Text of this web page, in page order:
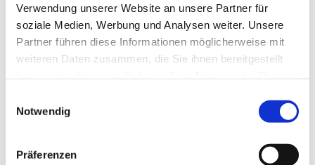
Verwendung unserer Website an unsere Partner für
soziale Medien, Werbung und Analysen weiter. Unsere
Partner führen diese Informationen möglicherweise mit
weiteren Daten zusammen, die Sie ihnen bereitgestellt
Notwendig
Präferenzen
Dies könnte Sie auch
interessieren